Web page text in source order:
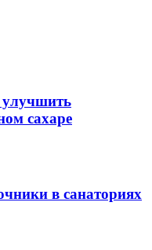
улучшить
сахаре
в санаториях